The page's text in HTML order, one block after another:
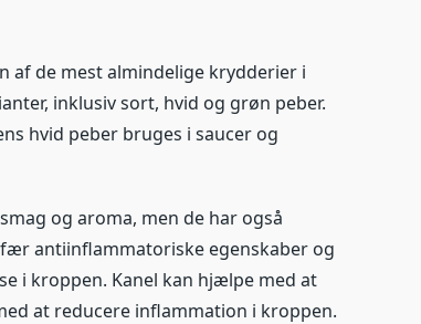
af de mest almindelige krydderier i
inklusiv sort, hvid og grøn peber.
hvid peber bruges i saucer og
og aroma, men de har også
antiinflammatoriske egenskaber og
i kroppen. Kanel kan hjælpe med at
at reducere inflammation i kroppen.